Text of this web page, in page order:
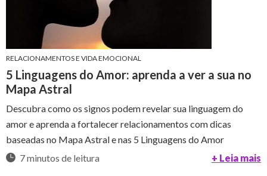
RELACIONAMENTOS E VIDA EMOCIONAL
5 Linguagens do Amor: aprenda a ver a sua no
Mapa Astral
Descubra como os signos podem revelar sua linguagem do
amor e aprenda a fortalecer relacionamentos com dicas
baseadas no Mapa Astral e nas 5 Linguagens do Amor
7 minutos de leitura
+ Leia mais